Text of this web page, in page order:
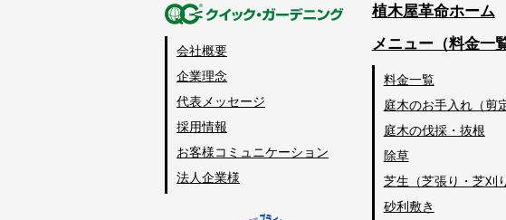
会社概要
企業理念
代表メッセージ
採用情報
お客様コミュニケーション
法人企業様
植木屋革命ホーム
メニュー（料金一覧
料金一覧
庭木のお手入れ（剪
庭木の伐採・抜根
除草
芝生（芝張り・芝刈り
砂利敷き